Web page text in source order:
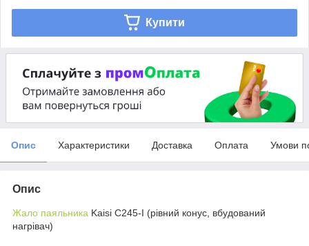
Купити
Опис Характеристики Доставка Оплата Умови
Опис
Жало паяльника Kaisi C245-I (рівний конус, вбудований
нагрівач)